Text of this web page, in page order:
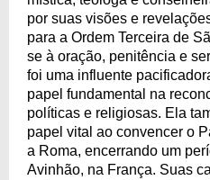
por suas visões e
para a Ordem Terceira de
se à oração, penitência e
foi uma influente
papel fundamental na
políticas e religiosas. Ela
papel vital ao convencer o
a Roma, encerrando um
Avinhão, na França. Suas